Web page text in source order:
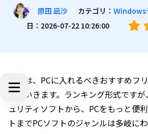
原田 凪沙 カテゴリ： Ｗindows
日：2026-07-22 10:26:00
今回は、PCに入れるべきおすすめフ
していきます。ランキング形式です
ュリティソフトから、PCをもっと便
トまでPCソフトのジャンルは多岐にわ